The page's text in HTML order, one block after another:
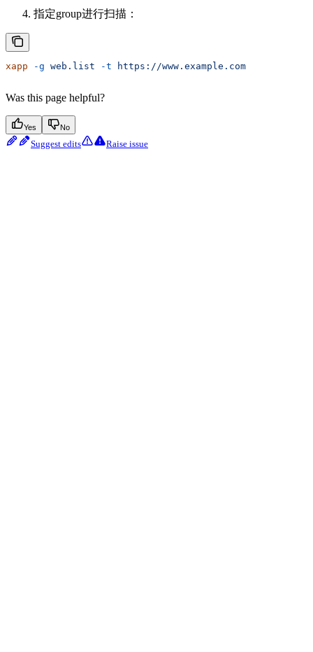
指定group进行扫描：
xapp -g web.list -t https://www.example.com
Was this page helpful?
Yes No
Suggest edits Raise issue